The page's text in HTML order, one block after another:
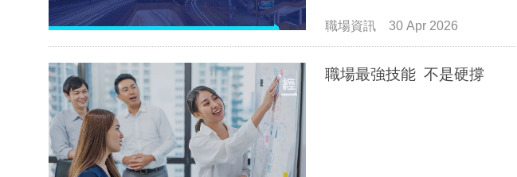
職場資訊 30 Apr 2026
職場最強技能 不是硬撐